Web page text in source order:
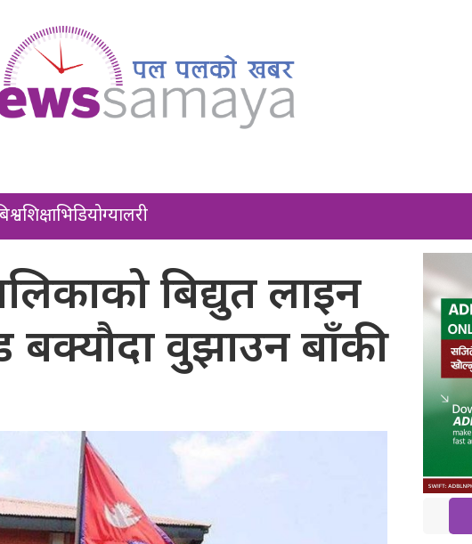
शिक्षाभिडियोग्यालरी
बिद्युत लाइन
वुझाउन बाँकी